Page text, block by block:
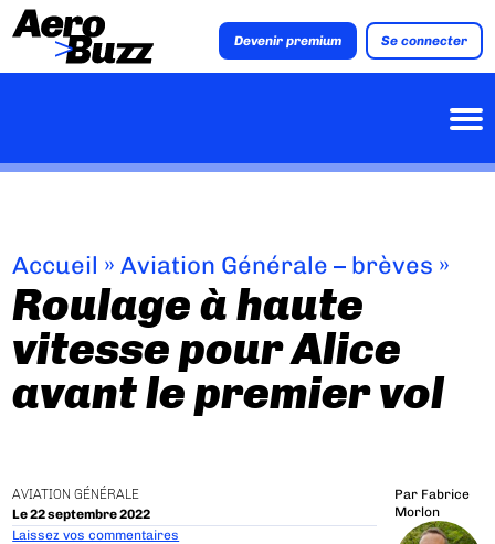
Devenir premium Se connecter
Accueil »Aviation Générale – brèves »
Roulage à haute
vitesse pour Alice
avant le premier vol
AVIATION GÉNÉRALE
Le 22 septembre 2022
Par Fabrice
Morlon
Laissez vos commentaires